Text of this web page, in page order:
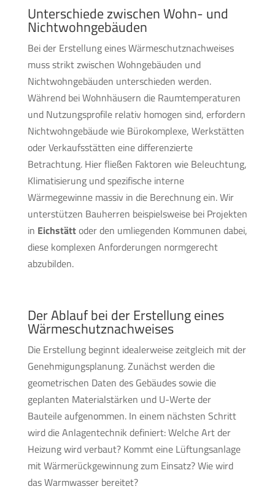
Unterschiede zwischen Wohn- und
Nichtwohngebäuden
Bei der Erstellung eines Wärmeschutznachweises
muss strikt zwischen Wohngebäuden und
Nichtwohngebäuden unterschieden werden.
Während bei Wohnhäusern die Raumtemperaturen
und Nutzungsprofile relativ homogen sind, erfordern
Nichtwohngebäude wie Bürokomplexe, Werkstätten
oder Verkaufsstätten eine differenzierte
Betrachtung. Hier fließen Faktoren wie Beleuchtung,
Klimatisierung und spezifische interne
Wärmegewinne massiv in die Berechnung ein. Wir
unterstützen Bauherren beispielsweise bei Projekten
in Eichstättoder den umliegenden Kommunen dabei,
diese komplexen Anforderungen normgerecht
abzubilden.
Der Ablauf bei der Erstellung eines
Wärmeschutznachweises
Die Erstellung beginnt idealerweise zeitgleich mit der
Genehmigungsplanung. Zunächst werden die
geometrischen Daten des Gebäudes sowie die
geplanten Materialstärken und U-Werte der
Bauteile aufgenommen. In einem nächsten Schritt
wird die Anlagentechnik definiert: Welche Art der
Heizung wird verbaut? Kommt eine Lüftungsanlage
mit Wärmerückgewinnung zum Einsatz? Wie wird
das Warmwasser bereitet?